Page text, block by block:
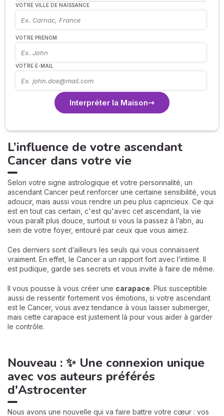
VOTRE VILLE DE NAISSANCE
VOTRE PRÉNOM
VOTRE E-MAIL
Interpréter la Maison
L’influence de votre ascendant
Cancer dans votre vie
Selon votre signe astrologique et votre personnalité, un
ascendant Cancer peut renforcer une certaine sensibilité, vous
adoucir, mais aussi vous rendre un peu plus capricieux. Ce qui
est en tout cas certain, c'est qu'avec cet ascendant, la vie
vous paraît plus douce, surtout si vous la passez à l’abri, au
sein de votre foyer, entouré par ceux que vous aimez.
Ces derniers sont d’ailleurs les seuls qui vous connaissent
vraiment. En effet, le Cancer a un rapport fort avec l’intime. Il
est pudique, garde ses secrets et vous invite à faire de même.
Il vous pousse à vous créer une carapace. Plus susceptible
aussi de ressentir fortement vos émotions, si votre ascendant
est le Cancer, vous avez tendance à vous laisser submerger,
mais cette carapace est justement là pour vous aider à garder
le contrôle.
Nouveau : ✨ Une connexion unique
avec vos auteurs préférés
d'Astrocenter
Nous avons une nouvelle qui va faire battre votre cœur : vos